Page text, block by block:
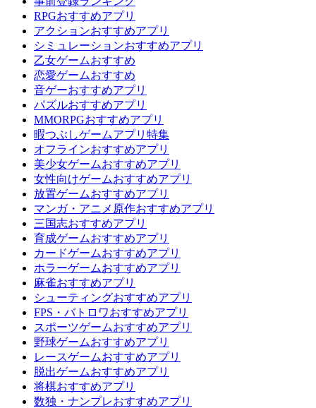
RPGおすすめアプリ
アクションおすすめアプリ
シミュレーションおすすめアプリ
乙女ゲームおすすめ
恋愛ゲームおすすめ
音ゲーおすすめアプリ
パズルおすすめアプリ
MMORPGおすすめアプリ
暇つぶしゲームアプリ特集
オフラインおすすめアプリ
美少女ゲームおすすめアプリ
女性向けゲームおすすめアプリ
放置ゲームおすすめアプリ
マンガ・アニメ原作おすすめアプリ
三国志おすすめアプリ
育成ゲームおすすめアプリ
カードゲームおすすめアプリ
ホラーゲームおすすめアプリ
麻雀おすすめアプリ
シューティングおすすめアプリ
FPS・バトロワおすすめアプリ
スポーツゲームおすすめアプリ
野球ゲームおすすめアプリ
レースゲームおすすめアプリ
脱出ゲームおすすめアプリ
将棋おすすめアプリ
数独・ナンプレおすすめアプリ